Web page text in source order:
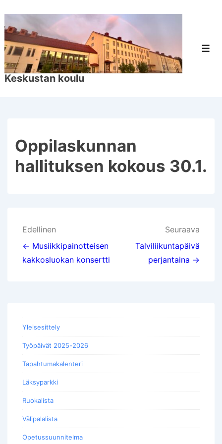
pääsisältöön
Keskustan koulu
Oppilaskunnan
hallituksen kokous 30.1.
Artikkelien
selaus
Edellinen
← Musiikkipainotteisen
kakkosluokan konsertti
Seuraava
Talviliikuntapäivä
perjantaina →
Yleisesittely
Työpäivät 2025-2026
Tapahtumakalenteri
Läksyparkki
Ruokalista
Välipalalista
Opetussuunnitelma